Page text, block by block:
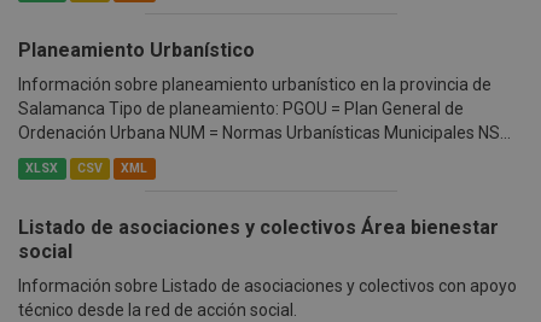
Planeamiento Urbanístico
Información sobre planeamiento urbanístico en la provincia de
Salamanca Tipo de planeamiento: PGOU = Plan General de
Ordenación Urbana NUM = Normas Urbanísticas Municipales NS...
XLSX CSV XML
Listado de asociaciones y colectivos Área bienestar
social
Información sobre Listado de asociaciones y colectivos con apoyo
técnico desde la red de acción social.